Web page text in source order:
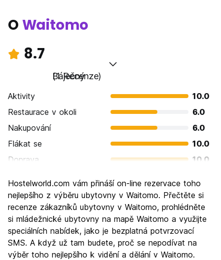
O Waitomo
8.7
Báječný
(1 Recenze)
Aktivity
10.0
Restaurace v okoli
6.0
Nakupování
6.0
Flákat se
10.0
Doprava
10.0
Kultura
10.0
Noční život
6.0
Hodnota za peníze
10.0
Hostelworld.com vám přináší on-line rezervace toho
nejlepšího z výběru ubytovny v Waitomo. Přečtěte si
recenze zákazníků ubytovny v Waitomo, prohlédněte
si mládežnické ubytovny na mapě Waitomo a využijte
speciálních nabídek, jako je bezplatná potvrzovací
SMS. A když už tam budete, proč se nepodívat na
výběr toho nejlepšího k vidění a dělání v Waitomo.